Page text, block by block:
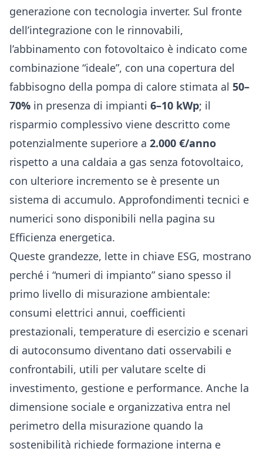
generazione con tecnologia inverter. Sul fronte
dell’integrazione con le rinnovabili,
l’abbinamento con fotovoltaico è indicato come
combinazione “ideale”, con una copertura del
fabbisogno della pompa di calore stimata al 50–
70% in presenza di impianti 6–10 kWp; il
risparmio complessivo viene descritto come
potenzialmente superiore a 2.000 €/anno
rispetto a una caldaia a gas senza fotovoltaico,
con ulteriore incremento se è presente un
sistema di accumulo. Approfondimenti tecnici e
numerici sono disponibili nella pagina su
Efficienza energetica.
Queste grandezze, lette in chiave ESG, mostrano
perché i “numeri di impianto” siano spesso il
primo livello di misurazione ambientale:
consumi elettrici annui, coefficienti
prestazionali, temperature di esercizio e scenari
di autoconsumo diventano dati osservabili e
confrontabili, utili per valutare scelte di
investimento, gestione e performance. Anche la
dimensione sociale e organizzativa entra nel
perimetro della misurazione quando la
sostenibilità richiede formazione interna e